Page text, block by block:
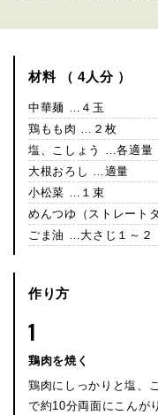
材料 （ 4人分 ）
中華麺 …４玉
鶏もも肉 …２枚
塩、こしょう …各適量
大根おろし …適量
小松菜 …１束
めんつゆ（ストレート
ごま油 …大さじ１～２
作り方
1
鶏肉を焼く
鶏肉にしっかりと塩、
で約10分両面にこんが